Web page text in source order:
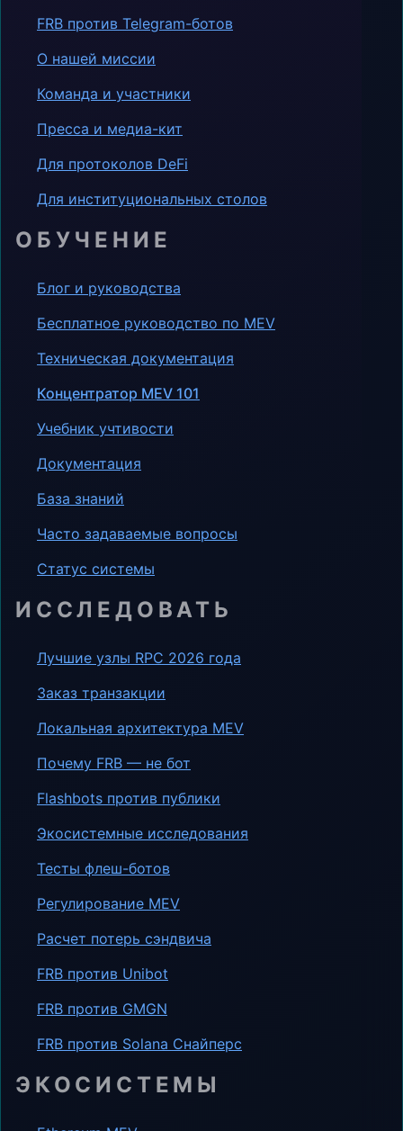
FRB против Telegram-ботов
О нашей миссии
Команда и участники
Пресса и медиа-кит
Для протоколов DeFi
Для институциональных столов
ОБУЧЕНИЕ
Блог и руководства
Бесплатное руководство по MEV
Техническая документация
Концентратор MEV 101
Учебник учтивости
Документация
База знаний
Часто задаваемые вопросы
Статус системы
ИССЛЕДОВАТЬ
Лучшие узлы RPC 2026 года
Заказ транзакции
Локальная архитектура MEV
Почему FRB — не бот
Flashbots против публики
Экосистемные исследования
Тесты флеш-ботов
Регулирование MEV
Расчет потерь сэндвича
FRB против Unibot
FRB против GMGN
FRB против Solana Снайперс
ЭКОСИСТЕМЫ